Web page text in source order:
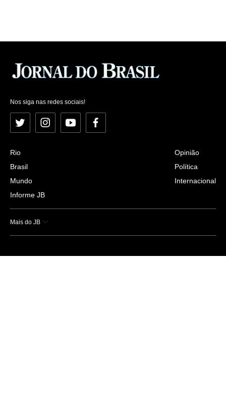
Nos siga nas redes sociais!
Twitter InstagramYouTubeFacebook
Rio
Brasil
Mundo
Informe JB
Opinião
Política
Internacional
Mais do JB
Esportes